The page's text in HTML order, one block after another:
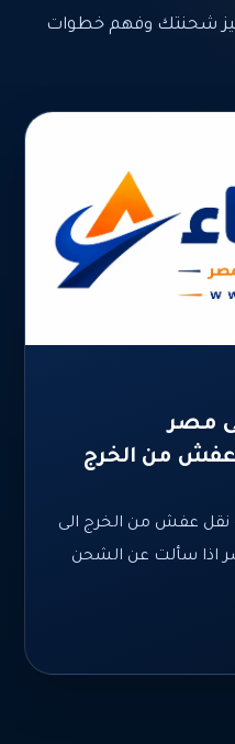
شحنتك وفهم خطوات
مصر
نقل عفش من الخرج
عفش من الخرج الى
اذا سألت عن الشحن